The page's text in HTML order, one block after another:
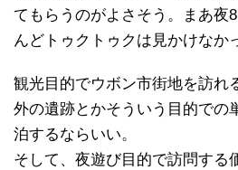
てもらうのがよさそう。まあ夜
んどトゥクトゥクは見かけなか
観光目的でウボン市街地を訪れ
外の遺跡とかそういう目的での
泊するならいい。
そして、夜遊び目的で訪問する